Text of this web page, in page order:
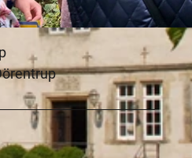
& Marketing GmbH |CC-BY-SA